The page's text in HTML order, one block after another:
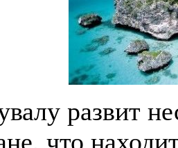
развит
что